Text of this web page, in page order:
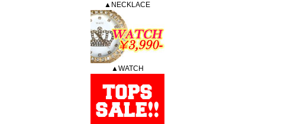
▲NECKLACE
▲WATCH